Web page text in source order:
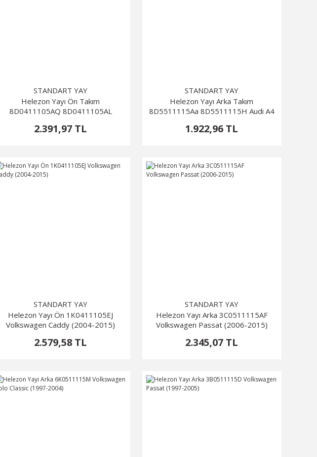
STANDART YAY
Helezon Yayı Ön Takım
8D0411105AQ 8D0411105AL
2.391,97 TL
STANDART YAY
Helezon Yayı Arka Takım
8D5511115Aa 8D5511115H Audi A4
1.922,96 TL
STANDART YAY
Helezon Yayı Ön 1K0411105EJ
Volkswagen Caddy (2004-2015)
2.579,58 TL
STANDART YAY
Helezon Yayı Arka 3C0511115AF
Volkswagen Passat (2006-2015)
2.345,07 TL